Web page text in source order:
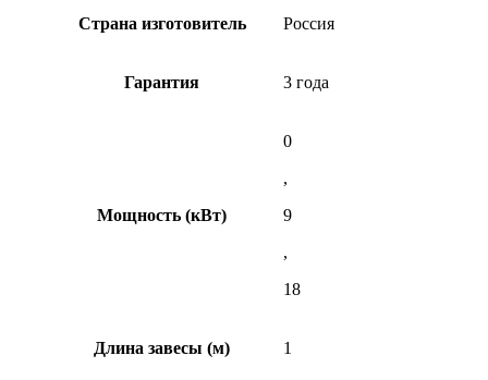
Страна изготовитель Россия
Гарантия 3 года
Мощность (кВт)
0
,
9
,
18
Длина завесы (м) 1